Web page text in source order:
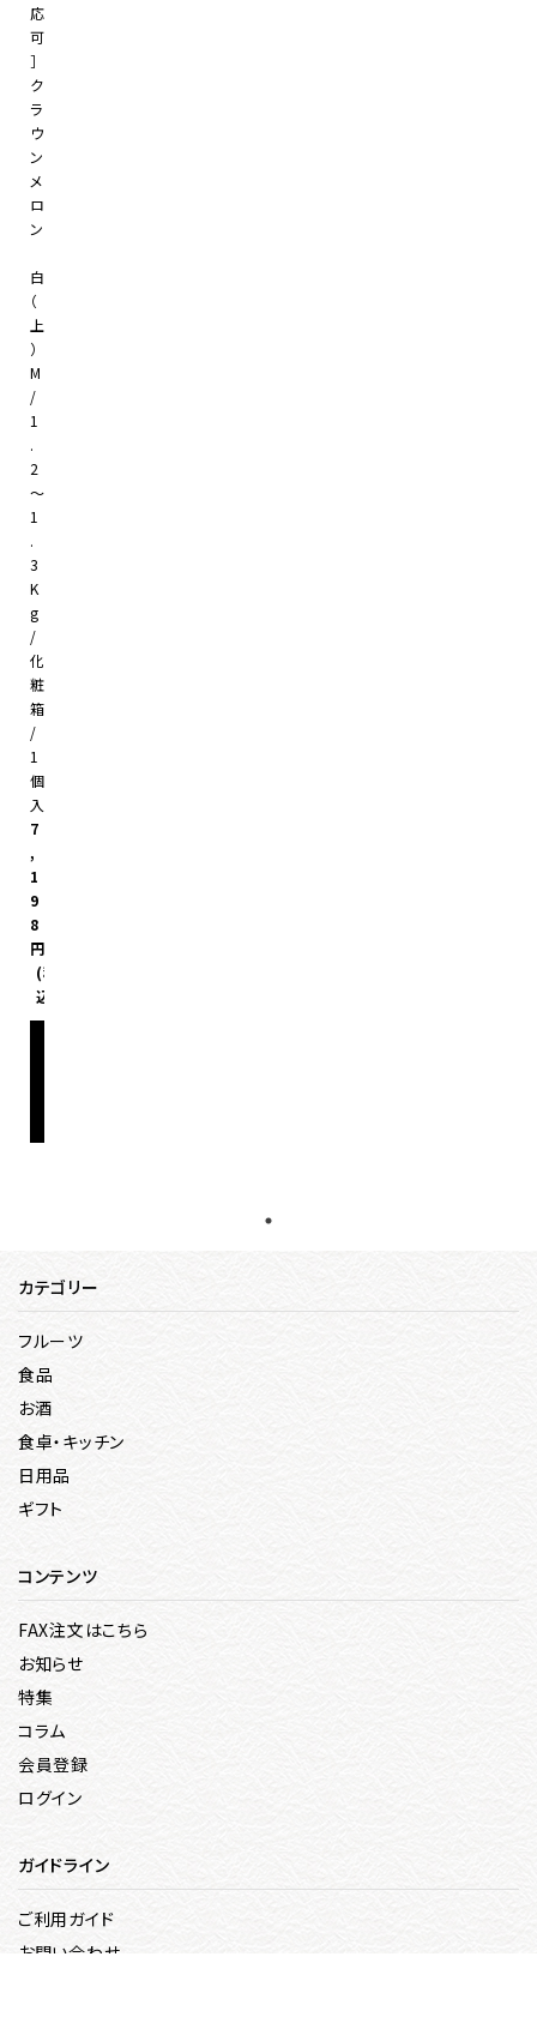
応
可
］
ク
ラ
ウ
ン
メ
ロ
ン
白
（
上
）
M
/
1
.
2
～
1
.
3
K
g
/
化
粧
箱
/
1
個
入
7
,
1
9
8
円
(税
込)
カテゴリー
フルーツ
食品
お酒
食卓・キッチン
日用品
ギフト
コンテンツ
FAX注文はこちら
お知らせ
特集
コラム
会員登録
ログイン
ガイドライン
ご利用ガイド
お問い合わせ